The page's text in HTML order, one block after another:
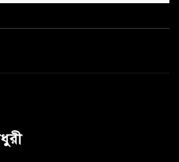
উত্তরখানে
এলাকাবাসীর মধ্যে